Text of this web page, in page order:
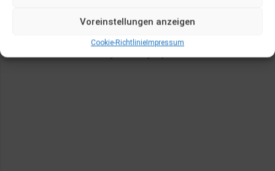
Voreinstellungen anzeigen
Cookie-RichtlinieImpressum
Login Impressum Cookie-Richtlinie (EU)